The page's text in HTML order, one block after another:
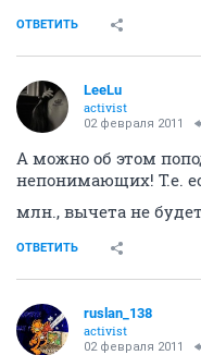
ОТВЕТИТЬ
LeeLu
activist
02 февраля 2011
А можно об этом
непонимающих! Т.е.
млн., вычета не
ОТВЕТИТЬ
ruslan_138
activist
02 февраля 2011